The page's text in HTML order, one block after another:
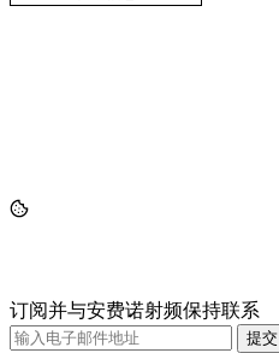
订阅并与安费诺射频保持联系
提交